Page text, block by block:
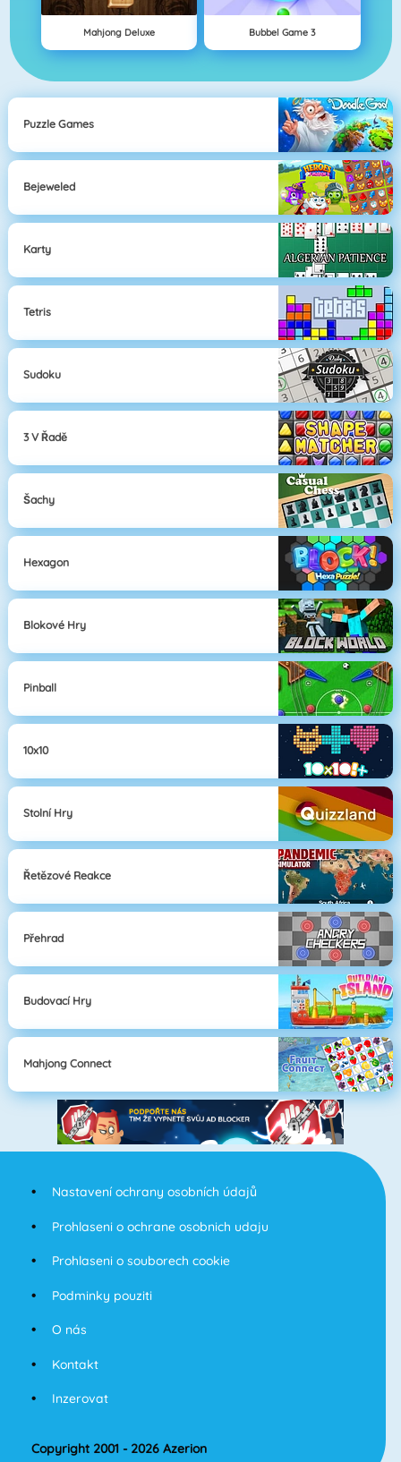
Mahjong Deluxe Bubbel Game 3
Puzzle Games
Bejeweled
Karty
Tetris
Sudoku
3 V Řadě
Šachy
Hexagon
Blokové Hry
Pinball
10x10
Stolní Hry
Řetězové Reakce
Přehrad
Budovací Hry
Mahjong Connect
Nastavení ochrany osobních údajů
Prohlaseni o ochrane osobnich udaju
Prohlaseni o souborech cookie
Podminky pouziti
O nás
Kontakt
Inzerovat
Copyright 2001 - 2026 Azerion